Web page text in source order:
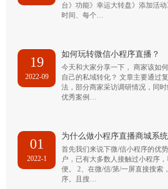
台》功能》幸运大转盘》添加活
时间、每个…
19
2022-09
如何玩转微信小程序直播？
今天和大家分享一下， 商家该如
自己的私域转化？ 文章主要通过
法，部分商家采访调研情况，同
优秀案例…
01
2022-1
为什么做小程序直播商城系
首先我们来说下微/信小程序的优
户，已有大多数人接触过小程序
便。 2、在微/信/第/一屏直接搜索
序。且搜…